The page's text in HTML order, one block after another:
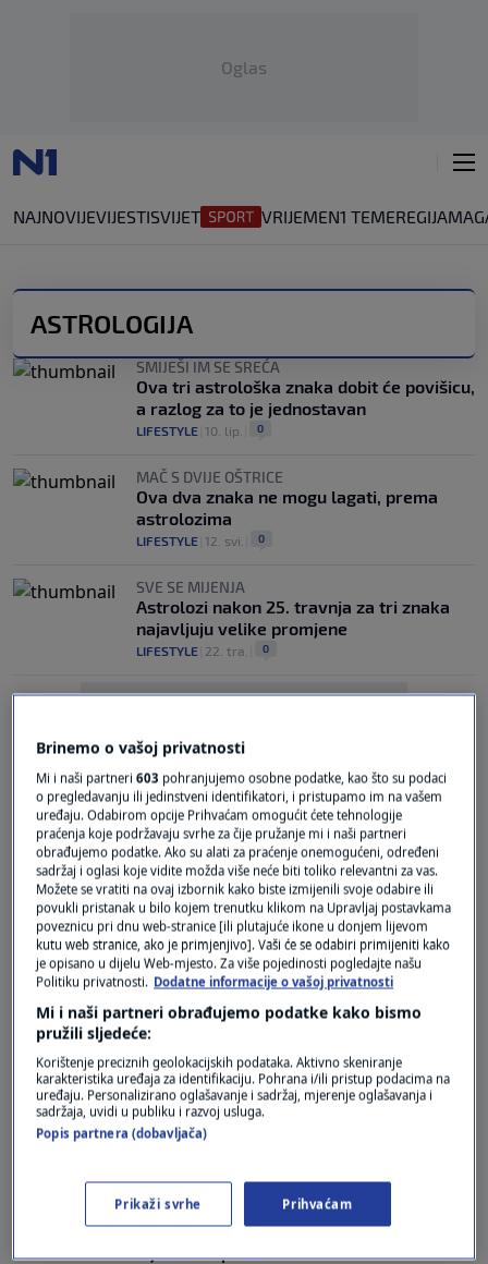
Oglas
NAJNOVIJEVIJESTISVIJET VRIJEMEN1 TEMEREGIJA
ASTROLOGIJA
SMIJEŠI IM SE SREĆA
Ova tri astrološka znaka dobit će povišicu,
a razlog za to je jednostavan
LIFESTYLE 10. lip. 0
MAČ S DVIJE OŠTRICE
Ova dva znaka ne mogu lagati, prema
astrolozima
LIFESTYLE 12. svi. 0
SVE SE MIJENJA
Astrolozi nakon 25. travnja za tri znaka
najavljuju velike promjene
LIFESTYLE 22. tra. 0
Oglas
ŠTO VAS ČEKA?
Veliki horoskop: Škorpione očekuje
sudbinska prekretnica, a jedan znak mora
paziti na novac
LIFESTYLE 20. tra.
JESTE LI MEĐU NJIMA?
Četiri horoskopska znaka do kraja travnja
ostvaruju sve ono o čemu su sanjali
JESTE LI MEĐU NJIMA?
Četiri najinteligentnija horoskopska znaka
– jedan se posebno ističe
Brinemo o vašoj privatnosti
Mi i naši partneri603 pohranjujemo osobne podatke, kao što su podaci
o pregledavanju ili jedinstveni identifikatori, i pristupamo im na vašem
uređaju. Odabirom opcije Prihvaćam omogućit ćete tehnologije
praćenja koje podržavaju svrhe za čije pružanje mi i naši partneri
obrađujemo podatke. Ako su alati za praćenje onemogućeni, određeni
sadržaj i oglasi koje vidite možda više neće biti toliko relevantni za vas.
Možete se vratiti na ovaj izbornik kako biste izmijenili svoje odabire ili
povukli pristanak u bilo kojem trenutku klikom na Upravljaj postavkama
poveznicu pri dnu web-stranice [ili plutajuće ikone u donjem lijevom
kutu web stranice, ako je primjenjivo]. Vaši će se odabiri primijeniti kako
je opisano u dijelu Web-mjesto. Za više pojedinosti pogledajte našu
Politiku privatnosti. Dodatne informacije o vašoj privatnosti
Mi i naši partneri obrađujemo podatke kako bismo
pružili sljedeće:
Korištenje preciznih geolokacijskih podataka. Aktivno skeniranje
karakteristika uređaja za identifikaciju. Pohrana i/ili pristup podacima na
uređaju. Personalizirano oglašavanje i sadržaj, mjerenje oglašavanja i
sadržaja, uvidi u publiku i razvoj usluga.
Popis partnera (dobavljača)
Prikaži svrhe Prihvaćam